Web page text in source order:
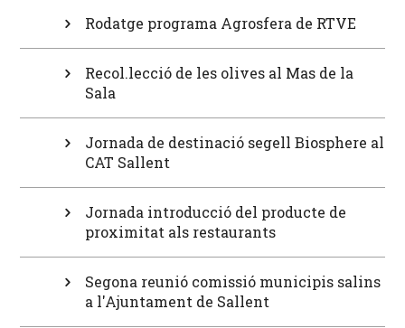
Rodatge programa Agrosfera de RTVE
Recol.lecció de les olives al Mas de la
Sala
Jornada de destinació segell Biosphere al
CAT Sallent
Jornada introducció del producte de
proximitat als restaurants
Segona reunió comissió municipis salins
a l'Ajuntament de Sallent